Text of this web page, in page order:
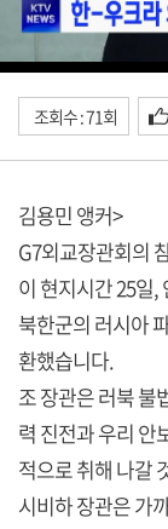
조회수 : 71회
김용민 앵커>
G7외교장관회의
이 현지시간 25일
북한군의 러시아
환했습니다.
조 장관은 러북 불
력 진전과 우리 안
적으로 취해 나갈
시비하 장관은 가